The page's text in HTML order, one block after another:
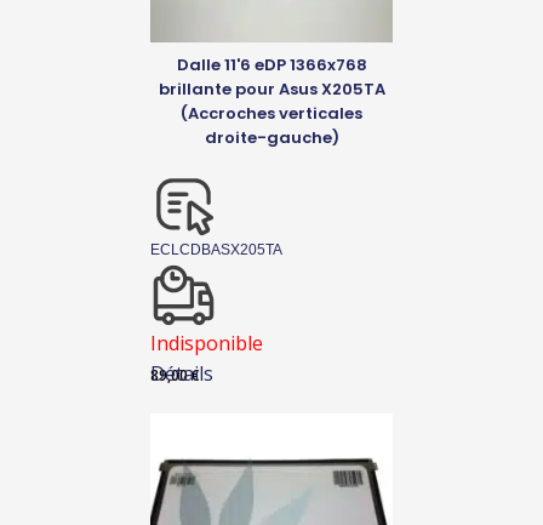
Détails
Dalle 11'6 eDP 1366x768
brillante pour Asus X205TA
(Accroches verticales
droite-gauche)
ECLCDBASX205TA
Indisponible
89,00€